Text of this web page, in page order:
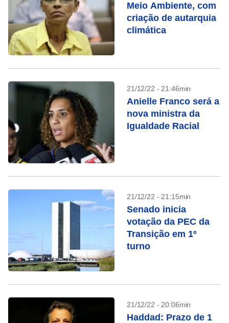
Meio Ambiente, com
criação de autarquia
climática
21/12/22 - 21:46min
Anielle Franco será a
nova ministra da
Igualdade Racial
21/12/22 - 21:15min
Senado inicia
votação da PEC da
Transição em 1º
turno
21/12/22 - 20:06min
Haddad: Prazo de 1